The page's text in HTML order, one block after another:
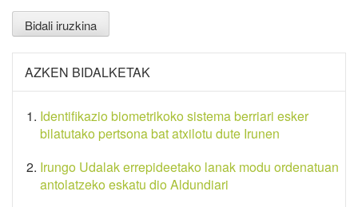
AZKEN BIDALKETAK
Identifikazio biometrikoko sistema berriari esker
bilatutako pertsona bat atxilotu dute Irunen
Irungo Udalak errepideetako lanak modu ordenatuan
antolatzeko eskatu dio Aldundiari